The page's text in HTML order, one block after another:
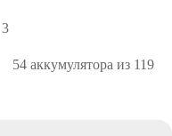
3
54 аккумулятора из 119